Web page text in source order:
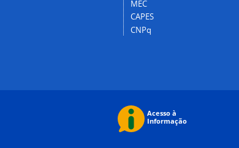
MEC
CAPES
CNPq